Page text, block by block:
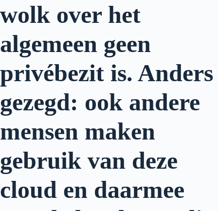
wolk over het
algemeen geen
privébezit is. Anders
gezegd: ook andere
mensen maken
gebruik van deze
cloud en daarmee